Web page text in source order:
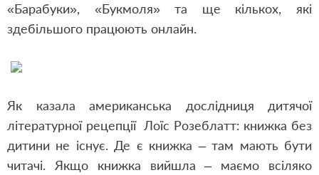
«Барабуки», «Букмоля» та ще кількох, які
здебільшого працюють онлайн.
Як казала американська дослідниця дитячої
літературної рецепції Лоїс Розеблатт: книжка без
дитини не існує. Де є книжка – там мають бути
читачі. Якщо книжка вийшла – маємо всіляко